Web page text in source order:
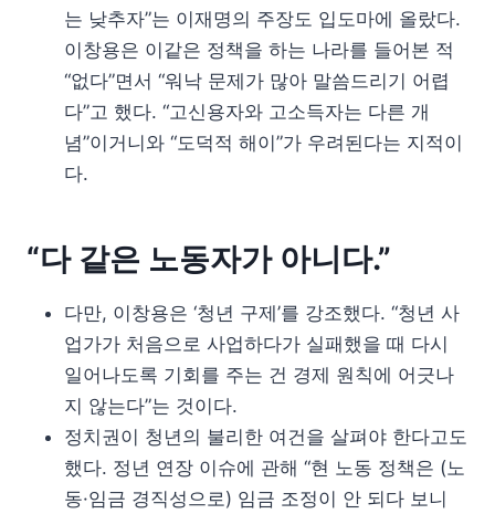
는 낮추자”는 이재명의 주장도 입도마에 올랐다.
이창용은 이같은 정책을 하는 나라를 들어본 적
“없다”면서 “워낙 문제가 많아 말씀드리기 어렵
다”고 했다. “고신용자와 고소득자는 다른 개
념”이거니와 “도덕적 해이”가 우려된다는 지적이
다.
“다 같은 노동자가 아니다.”
다만, 이창용은 ‘청년 구제’를 강조했다. “청년 사
업가가 처음으로 사업하다가 실패했을 때 다시
일어나도록 기회를 주는 건 경제 원칙에 어긋나
지 않는다”는 것이다.
정치권이 청년의 불리한 여건을 살펴야 한다고도
했다. 정년 연장 이슈에 관해 “현 노동 정책은 (노
동·임금 경직성으로) 임금 조정이 안 되다 보니